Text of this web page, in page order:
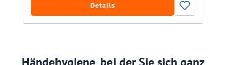
Details